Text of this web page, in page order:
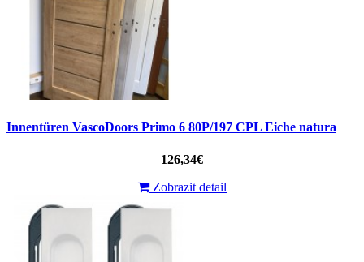
Innentüren VascoDoors Primo 6 80P/197 CPL Eiche natura
126,34€
Zobrazit detail